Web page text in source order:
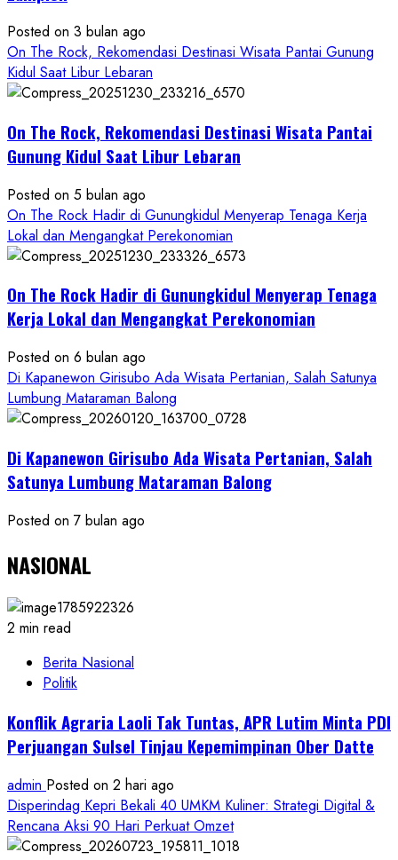
Baru,
Padukan
Keindahan
Alam
Wisata
Kekinian
Posted on 3 bulan ago
On The Rock, Rekomendasi Destinasi Wisata Pantai Gunung
Kidul Saat Libur Lebaran
On The Rock, Rekomendasi Destinasi Wisata Pantai
Gunung Kidul Saat Libur Lebaran
Posted on 5 bulan ago
On The Rock Hadir di Gunungkidul Menyerap Tenaga Kerja
Lokal dan Mengangkat Perekonomian
On The Rock Hadir di Gunungkidul Menyerap Tenaga
Kerja Lokal dan Mengangkat Perekonomian
Posted on 6 bulan ago
Di Kapanewon Girisubo Ada Wisata Pertanian, Salah Satunya
Lumbung Mataraman Balong
Di Kapanewon Girisubo Ada Wisata Pertanian, Salah
Satunya Lumbung Mataraman Balong
Posted on 7 bulan ago
NASIONAL
2 min read
Berita Nasional
Politik
Konflik Agraria Laoli Tak Tuntas, APR Lutim Minta PDI
Perjuangan Sulsel Tinjau Kepemimpinan Ober Datte
admin Posted on 2 hari ago
Disperindag Kepri Bekali 40 UMKM Kuliner: Strategi Digital &
Rencana Aksi 90 Hari Perkuat Omzet